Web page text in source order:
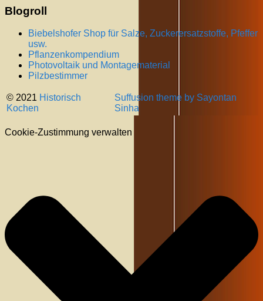
Blogroll
Biebelshofer Shop für Salze, Zuckerersatzstoffe, Pfeffer
usw.
Pflanzenkompendium
Photovoltaik und Montagematerial
Pilzbestimmer
© 2021 Historisch
Kochen
Suffusion theme by Sayontan
Sinha
Cookie-Zustimmung verwalten